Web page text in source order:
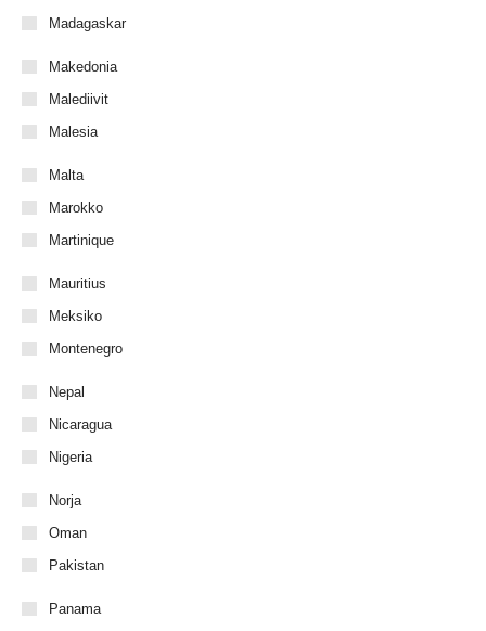
Madagaskar
Makedonia
Malediivit
Malesia
Malta
Marokko
Martinique
Mauritius
Meksiko
Montenegro
Nepal
Nicaragua
Nigeria
Norja
Oman
Pakistan
Panama